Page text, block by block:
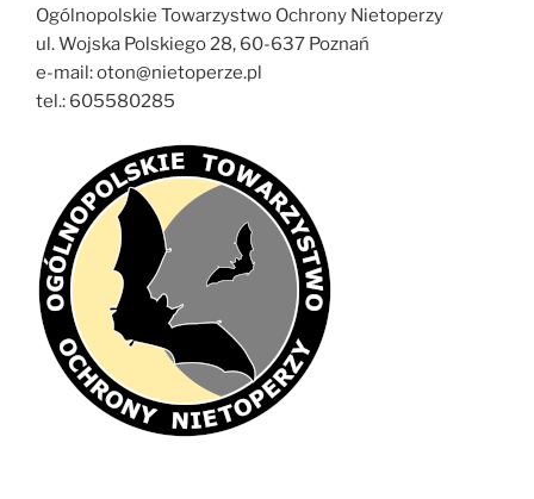
Ogólnopolskie Towarzystwo Ochrony Nietoperzy
ul. Wojska Polskiego 28, 60-637 Poznań
e-mail: oton@nietoperze.pl
tel.: 605580285